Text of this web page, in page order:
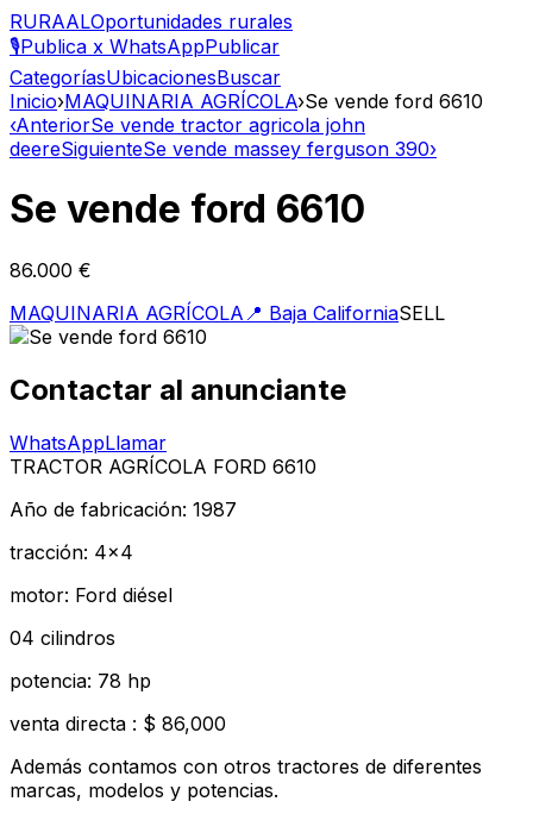
RURAALOportunidades rurales
🎙️Publica x WhatsAppPublicar
CategoríasUbicacionesBuscar
Inicio›MAQUINARIA AGRÍCOLA›Se vende ford 6610
‹AnteriorSe vende tractor agricola john
deereSiguienteSe vende massey ferguson 390›
Se vende ford 6610
86.000 €
MAQUINARIA AGRÍCOLA 📍 Baja CaliforniaSELL
Contactar al anunciante
WhatsAppLlamar
TRACTOR AGRÍCOLA FORD 6610
Año de fabricación: 1987
tracción: 4x4
motor: Ford diésel
04 cilindros
potencia: 78 hp
venta directa : $ 86,000
Además contamos con otros tractores de diferentes
marcas, modelos y potencias.